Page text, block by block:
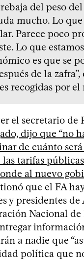
del peso
mucho. Lo que
Parece poco
Lo que
es que se
de la
recogidas por
el secretario de
dijo que “no
de cuánto
tarifas
al nuevo
que el FA
y presidentes de
Nacional de
a nadie que
política que